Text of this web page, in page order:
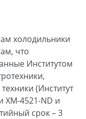
холодильники
что
Институтом
(Институт
ХМ-4521-ND и
срок – 3